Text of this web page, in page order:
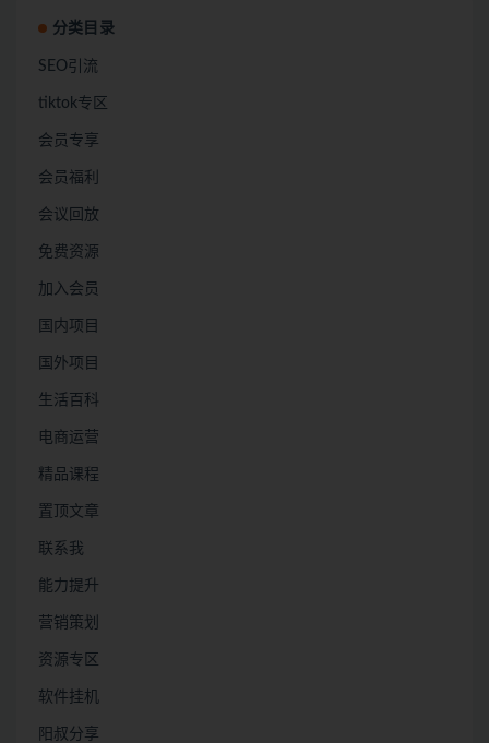
分类目录
SEO引流
tiktok专区
会员专享
会员福利
会议回放
免费资源
加入会员
国内项目
国外项目
生活百科
电商运营
精品课程
置顶文章
联系我
能力提升
营销策划
资源专区
软件挂机
阳叔分享